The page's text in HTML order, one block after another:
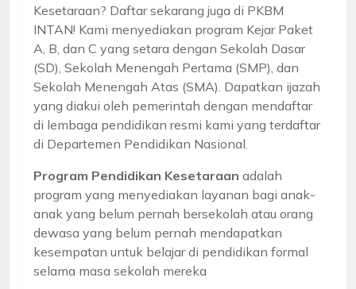
Kesetaraan? Daftar sekarang juga di PKBM
INTAN! Kami menyediakan program Kejar Paket
A, B, dan C yang setara dengan Sekolah Dasar
(SD), Sekolah Menengah Pertama (SMP), dan
Sekolah Menengah Atas (SMA). Dapatkan ijazah
yang diakui oleh pemerintah dengan mendaftar
di lembaga pendidikan resmi kami yang terdaftar
di Departemen Pendidikan Nasional.
Program Pendidikan Kesetaraan adalah
program yang menyediakan layanan bagi anak-
anak yang belum pernah bersekolah atau orang
dewasa yang belum pernah mendapatkan
kesempatan untuk belajar di pendidikan formal
selama masa sekolah mereka